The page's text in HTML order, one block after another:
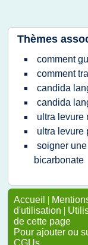
Thèmes
comment
comment
candida
candida
ultra levure
ultra levure
soigner
bicarbonate
Accueil |
d'utilisation |
de cette page
Pour ajouter ou
CGUs